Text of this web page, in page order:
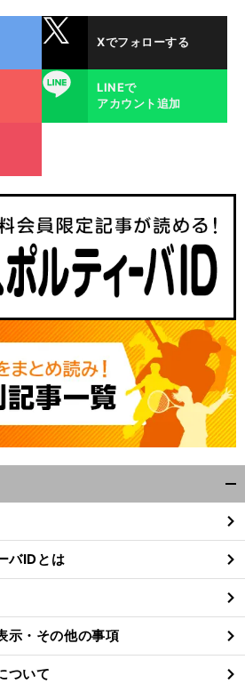
Xでフォローする
LINE
LINEで
アカウント追加
閉
る
バIDとは
示・その他の事項
ついて